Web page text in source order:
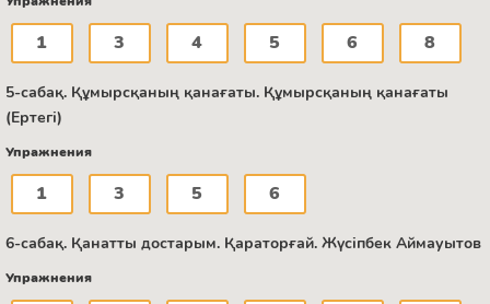
1 3 4 5 6 8
5-сабақ. Құмырсқаның қанағаты. Құмырсқаның қанағаты
(Ертегі)
Упражнения
1 3 5 6
6-сабақ. Қанатты достарым. Қараторғай. Жүсіпбек Аймауытов
Упражнения